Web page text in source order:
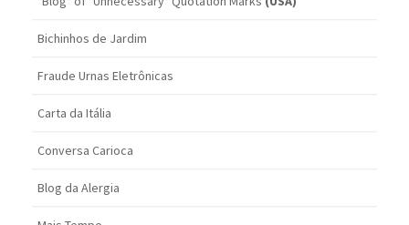
Bichinhos de Jardim
Fraude Urnas Eletrônicas
Carta da Itália
Conversa Carioca
Blog da Alergia